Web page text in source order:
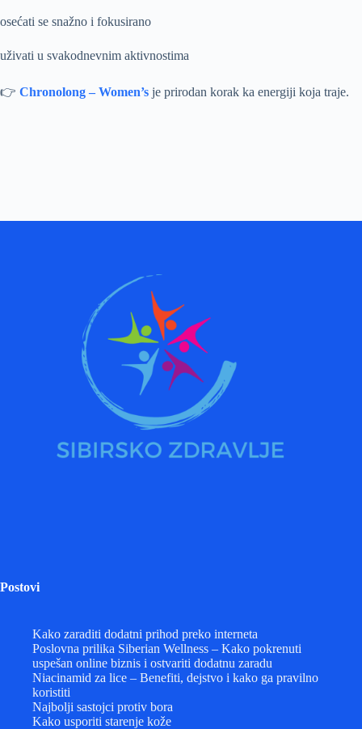
osećati se snažno i fokusirano
uživati u svakodnevnim aktivnostima
👉 Chronolong – Women’s je prirodan korak ka energiji koja traje.
Postovi
Kako zaraditi dodatni prihod preko interneta
Poslovna prilika Siberian Wellness – Kako pokrenuti
uspešan online biznis i ostvariti dodatnu zaradu
Niacinamid za lice – Benefiti, dejstvo i kako ga pravilno
koristiti
Najbolji sastojci protiv bora
Kako usporiti starenje kože